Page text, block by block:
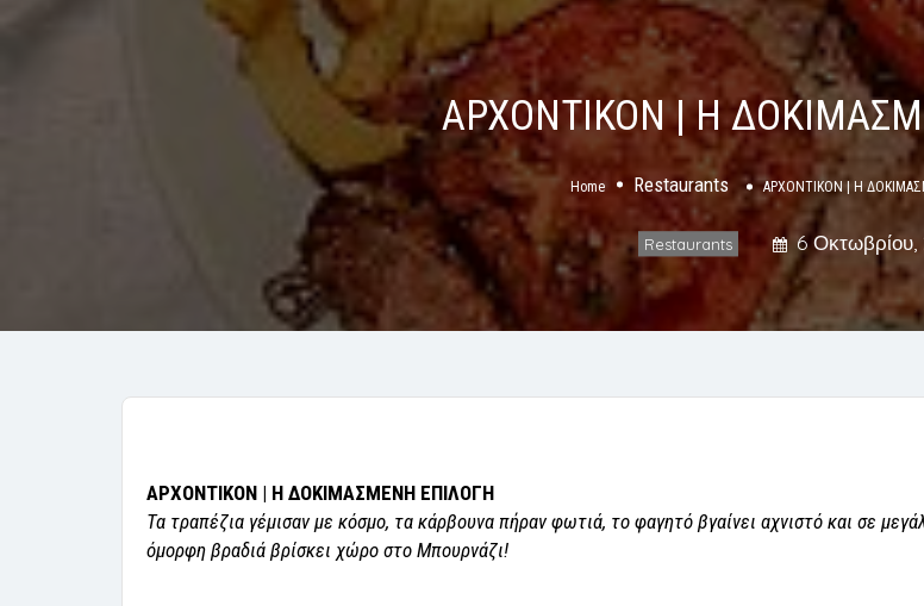
ΑΡΧΟΝΤΙΚΟΝ | Η
Home Restaurants ΑΡΧΟΝΤΙΚΟΝ | Η
Restaurants 6 Οκτωβρίου,
ΑΡΧΟΝΤΙΚΟΝ | Η ΔΟΚΙΜΑΣΜΕΝΗ ΕΠΙΛΟΓΗ
Τα τραπέζια γέμισαν με κόσμο, τα κάρβουνα πήραν φωτιά, το φαγητό βγαίνει αχνιστό και σε
όμορφη βραδιά βρίσκει χώρο στο Μπουρνάζι!